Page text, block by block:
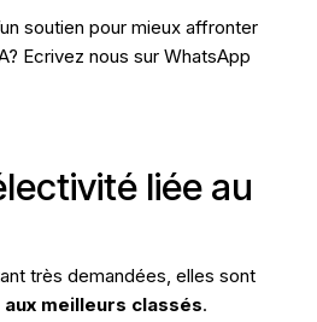
soutien pour mieux affronter
Ecrivez nous sur WhatsApp
liée au
très demandées, elles sont
meilleurs classés.